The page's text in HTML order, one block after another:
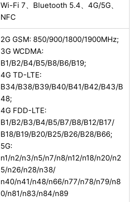
Wi-Fi 7、Bluetooth 5.4、4G/5G、
NFC
2G GSM: 850/900/1800/1900MHz;
3G WCDMA:
B1/B2/B4/B5/B8/B6/B19;
4G TD-LTE:
B34/B38/B39/B40/B41/B42/B43/B
48;
4G FDD-LTE:
B1/B2/B3/B4/B5/B7/B8/B12/B17/
B18/B19/B20/B25/B26/B28/B66;
5G:
n1/n2/n3/n5/n7/n8/n12/n18/n20/n2
5/n26/n28/n38/
n40/n41/n48/n66/n77/n78/n79/n8
0/n81/n83/n84/n89